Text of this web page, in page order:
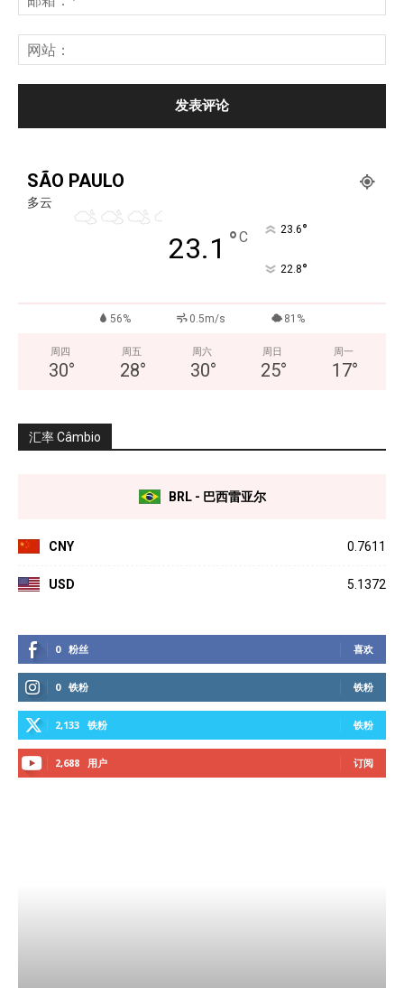
SÃO PAULO
多云
23.1 °C 23.6°
22.8°
56% 0.5m/s 81%
周四
30°
周五
28°
周六
30°
周日
25°
周一
17°
汇率 Câmbio
BRL - 巴西雷亚尔
CNY 0.7611
USD 5.1372
0 粉丝 喜欢
0 铁粉 铁粉
2,133 铁粉 铁粉
2,688 用户 订阅